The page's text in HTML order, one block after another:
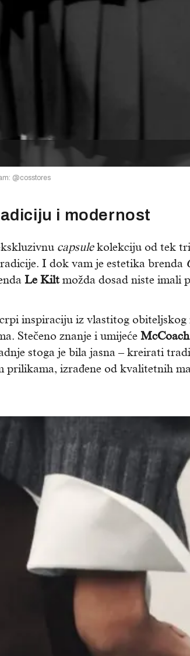
@cosstores
i modernost
capsulekolekciju od tek
I dok vam je estetika brenda
Le Kiltmožda dosad niste imali
inspiraciju iz vlastitog obiteljskog
Stečeno znanje i umijeće McCoach
stoga je bila jasna – kreirati
prilikama, izrađene od kvalitetnih